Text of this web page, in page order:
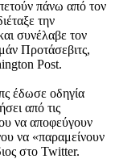
πάνω από τον
την
συνέλαβε τον
Προτάσεβιτς,
Post.
έδωσε οδηγία
από τις
να αποφεύγουν
να «παραμείνουν
στο Twitter.